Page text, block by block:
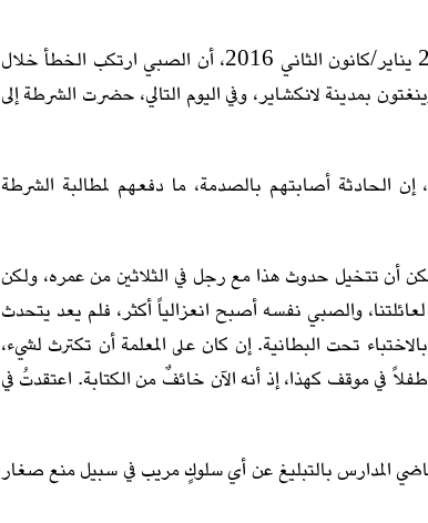
وذكرت صحيفة Daily Mail البريطانية الأربعاء 20 يناير/كانون الثاني 2016، أن الصبي ارتكب الخطأ خلال
بمدينة لانكشاير، وفي اليوم التالي، حضرت الشرطة إلى
وقالت عائلة الصبي لمهيئة الإذاعة البريطانية BBC، إن الحادثة أصابتهم بالصدمة، ما دفعهم لمطالبة الشرطة
أن تتخيل حدوث هذا مع رجل في الثلاثين من عمره، ولكن
والصبي نفسه أصبح انعزالياً أكثر، فلم يعد يتحدث
تحت البطانية. إن كان على المعلمة أن تكترث لشيء،
في موقف كهذا، إذ أنه الآن خائفٌ من الكتابة. اعتقدتُ في
المدارس بالتبليغ عن أي سلوكٍ مريب في سبيل منع صغار